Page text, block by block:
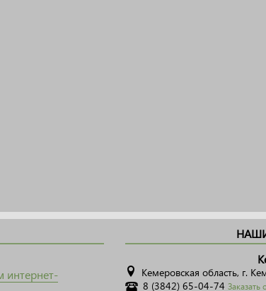
интернет-
Кемеровская область, г.
8 (3842) 65-04-74 Заказать